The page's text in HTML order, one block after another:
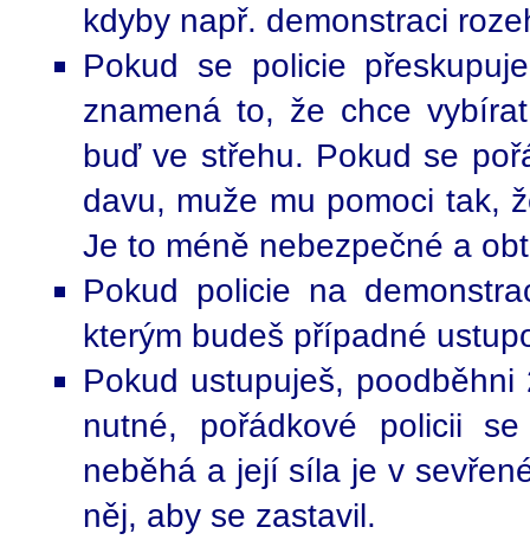
kdyby např. demonstraci
Pokud se policie
znamená to, že chce
buď ve střehu. Pokud se
davu, muže mu pomoci tak,
Je to méně nebezpečné a
Pokud policie na
kterým budeš případné
Pokud ustupuješ,
nutné, pořádkové policii
neběhá a její síla je v
něj, aby se zastavil.